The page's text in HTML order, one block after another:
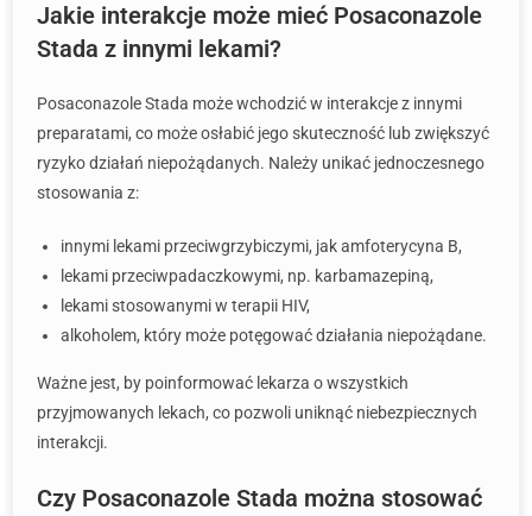
Jakie interakcje może mieć Posaconazole
Stada z innymi lekami?
Posaconazole Stada może wchodzić w interakcje z innymi
preparatami, co może osłabić jego skuteczność lub zwiększyć
ryzyko działań niepożądanych. Należy unikać jednoczesnego
stosowania z:
innymi lekami przeciwgrzybiczymi, jak amfoterycyna B,
lekami przeciwpadaczkowymi, np. karbamazepiną,
lekami stosowanymi w terapii HIV,
alkoholem, który może potęgować działania niepożądane.
Ważne jest, by poinformować lekarza o wszystkich
przyjmowanych lekach, co pozwoli uniknąć niebezpiecznych
interakcji.
Czy Posaconazole Stada można stosować